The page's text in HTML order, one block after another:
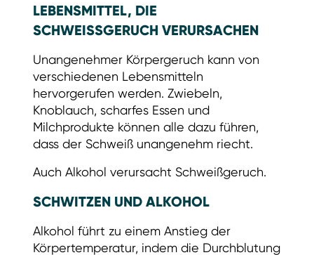
LEBENSMITTEL, DIE
SCHWEISSGERUCH VERURSACHEN
Unangenehmer Körpergeruch kann von
verschiedenen Lebensmitteln
hervorgerufen werden. Zwiebeln,
Knoblauch, scharfes Essen und
Milchprodukte können alle dazu führen,
dass der Schweiß unangenehm riecht.
Auch Alkohol verursacht Schweißgeruch.
SCHWITZEN UND ALKOHOL
Alkohol führt zu einem Anstieg der
Körpertemperatur, indem die Durchblutung